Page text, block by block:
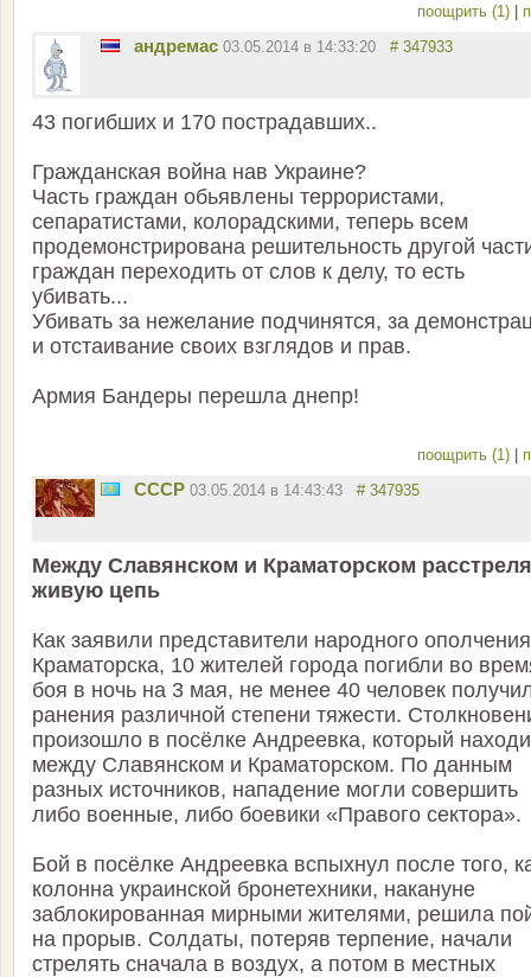
поощрить (1) |
андремас 03.05.2014 в 14:33:20 # 347933
43 погибших и 170 пострадавших..
Гражданская война нав Украине?
Часть граждан обьявлены террористами,
сепаратистами, колорадскими, теперь всем
продемонстрирована решительность другой
граждан переходить от слов к делу, то есть
убивать...
Убивать за нежелание подчинятся, за
и отстаивание своих взглядов и прав.
Армия Бандеры перешла днепр!
поощрить (1) |
СССР 03.05.2014 в 14:43:43 # 347935
Между Славянском и Краматорском
живую цепь
Как заявили представители народного ополчения
Краматорска, 10 жителей города погибли во
боя в ночь на 3 мая, не менее 40 человек
ранения различной степени тяжести.
произошло в посёлке Андреевка, который
между Славянском и Краматорском. По данным
разных источников, нападение могли совершить
либо военные, либо боевики «Правого сектора».
Бой в посёлке Андреевка вспыхнул после того,
колонна украинской бронетехники, накануне
заблокированная мирными жителями, решила
на прорыв. Солдаты, потеряв терпение, начали
стрелять сначала в воздух, а потом в местных